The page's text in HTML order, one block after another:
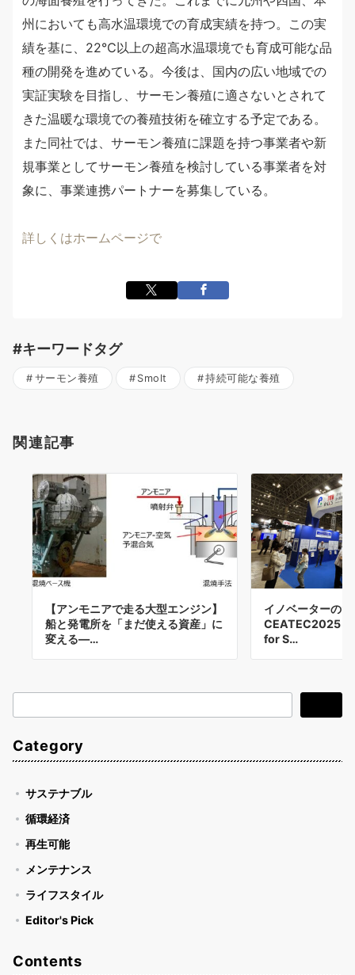
州においても高水温環境での育成実績を持つ。この実
績を基に、22℃以上の超高水温環境でも育成可能な品
種の開発を進めている。今後は、国内の広い地域での
実証実験を目指し、サーモン養殖に適さないとされて
きた温暖な環境での養殖技術を確立する予定である。
また同社では、サーモン養殖に課題を持つ事業者や新
規事業としてサーモン養殖を検討している事業者を対
象に、事業連携パートナーを募集している。
詳しくはホームページで
#キーワードタグ
サーモン養殖 Smolt 持続可能な養殖
関連記事
【アンモニアで走る大型エンジン】
船と発電所を「まだ使える資産」に
変える—…
イノベーターの
CEATEC2025【
for S…
索
Category
サステナブル
循環経済
再生可能
メンテナンス
ライフスタイル
Editor's Pick
Contents